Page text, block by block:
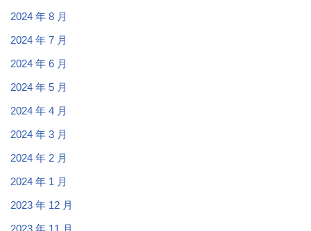
2024 年 8 月
2024 年 7 月
2024 年 6 月
2024 年 5 月
2024 年 4 月
2024 年 3 月
2024 年 2 月
2024 年 1 月
2023 年 12 月
2023 年 11 月